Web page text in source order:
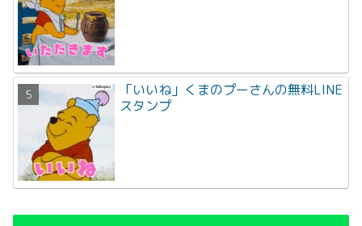
「いいね」くまのプーさんの無料LINE
スタンプ